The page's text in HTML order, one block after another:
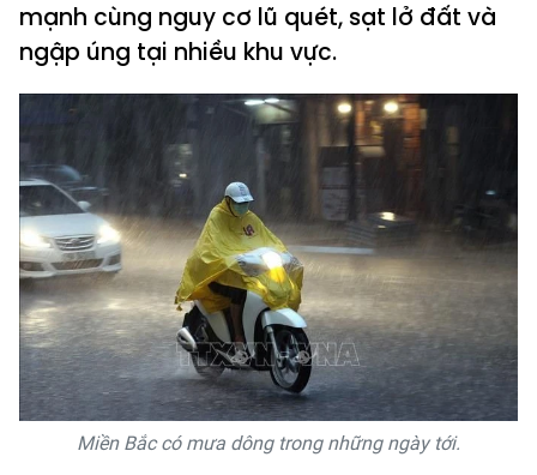
mạnh cùng nguy cơ lũ quét, sạt lở đất và
ngập úng tại nhiều khu vực.
Miền Bắc có mưa dông trong những ngày tới.